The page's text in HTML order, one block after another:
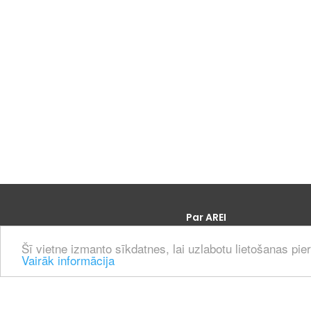
Šī vietne izmanto sīkdatnes, lai uzlabotu lietošanas
Vairāk informācija
izvēlne
Par AREI
Par mums
Dokumenti